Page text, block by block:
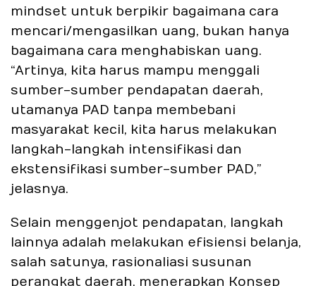
mindset untuk berpikir bagaimana cara
mencari/mengasilkan uang, bukan hanya
bagaimana cara menghabiskan uang.
“Artinya, kita harus mampu menggali
sumber-sumber pendapatan daerah,
utamanya PAD tanpa membebani
masyarakat kecil, kita harus melakukan
langkah-langkah intensifikasi dan
ekstensifikasi sumber-sumber PAD,”
jelasnya.
Selain menggenjot pendapatan, langkah
lainnya adalah melakukan efisiensi belanja,
salah satunya, rasionaliasi susunan
perangkat daerah, menerapkan Konsep